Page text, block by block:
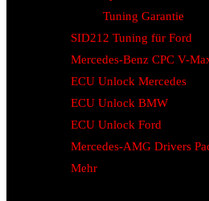
Tuning Garantie
SID212 Tuning für Ford
Mercedes-Benz CPC V-
ECU Unlock Mercedes
ECU Unlock BMW
ECU Unlock Ford
Mercedes-AMG Drivers
Mehr